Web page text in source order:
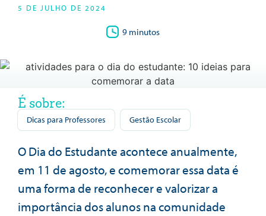
5 DE JULHO DE 2024
9 minutos
É sobre:
Dicas para Professores Gestão Escolar
O Dia do Estudante acontece anualmente,
em 11 de agosto, e comemorar essa data é
uma forma de reconhecer e valorizar a
importância dos alunos na comunidade